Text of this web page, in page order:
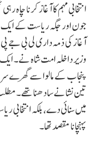
جون اور جگہ ریاست کے ایک
آغاز کی ذمہ داری لی بی جے
وزیر داخلہ امت شاہ نے۔
پنجاب کے مالوا سے گھرے
تین نشانے سادھنا تھے۔
میں سنائی دے، بلکہ
پہنچانا مقصد تھا۔